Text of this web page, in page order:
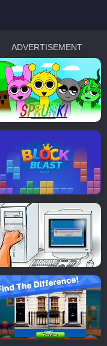
ADVERTISEMENT
Blast!
it
the difference